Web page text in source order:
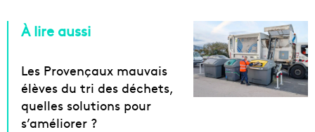
À lire aussi
Les Provençaux mauvais
élèves du tri des déchets,
quelles solutions pour
s’améliorer ?